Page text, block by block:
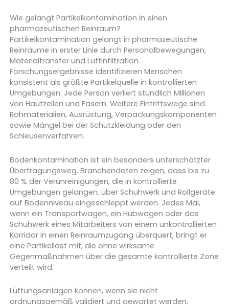
Wie gelangt Partikelkontamination in einen
pharmazeutischen Reinraum?
Partikelkontamination gelangt in pharmazeutische
Reinräume in erster Linie durch Personalbewegungen,
Materialtransfer und Luftinfiltration.
Forschungsergebnisse identifizieren Menschen
konsistent als größte Partikelquelle in kontrollierten
Umgebungen: Jede Person verliert stündlich Millionen
von Hautzellen und Fasern. Weitere Eintrittswege sind
Rohmaterialien, Ausrüstung, Verpackungskomponenten
sowie Mängel bei der Schutzkleidung oder den
Schleusenverfahren.
Bodenkontamination ist ein besonders unterschätzter
Übertragungsweg. Branchendaten zeigen, dass bis zu
80 % der Verunreinigungen, die in kontrollierte
Umgebungen gelangen, über Schuhwerk und Rollgeräte
auf Bodenniveau eingeschleppt werden. Jedes Mal,
wenn ein Transportwagen, ein Hubwagen oder das
Schuhwerk eines Mitarbeiters von einem unkontrollierten
Korridor in einen Reinraumzugang überquert, bringt er
eine Partikellast mit, die ohne wirksame
Gegenmaßnahmen über die gesamte kontrollierte Zone
verteilt wird.
Lüftungsanlagen können, wenn sie nicht
ordnungsgemäß validiert und gewartet werden,